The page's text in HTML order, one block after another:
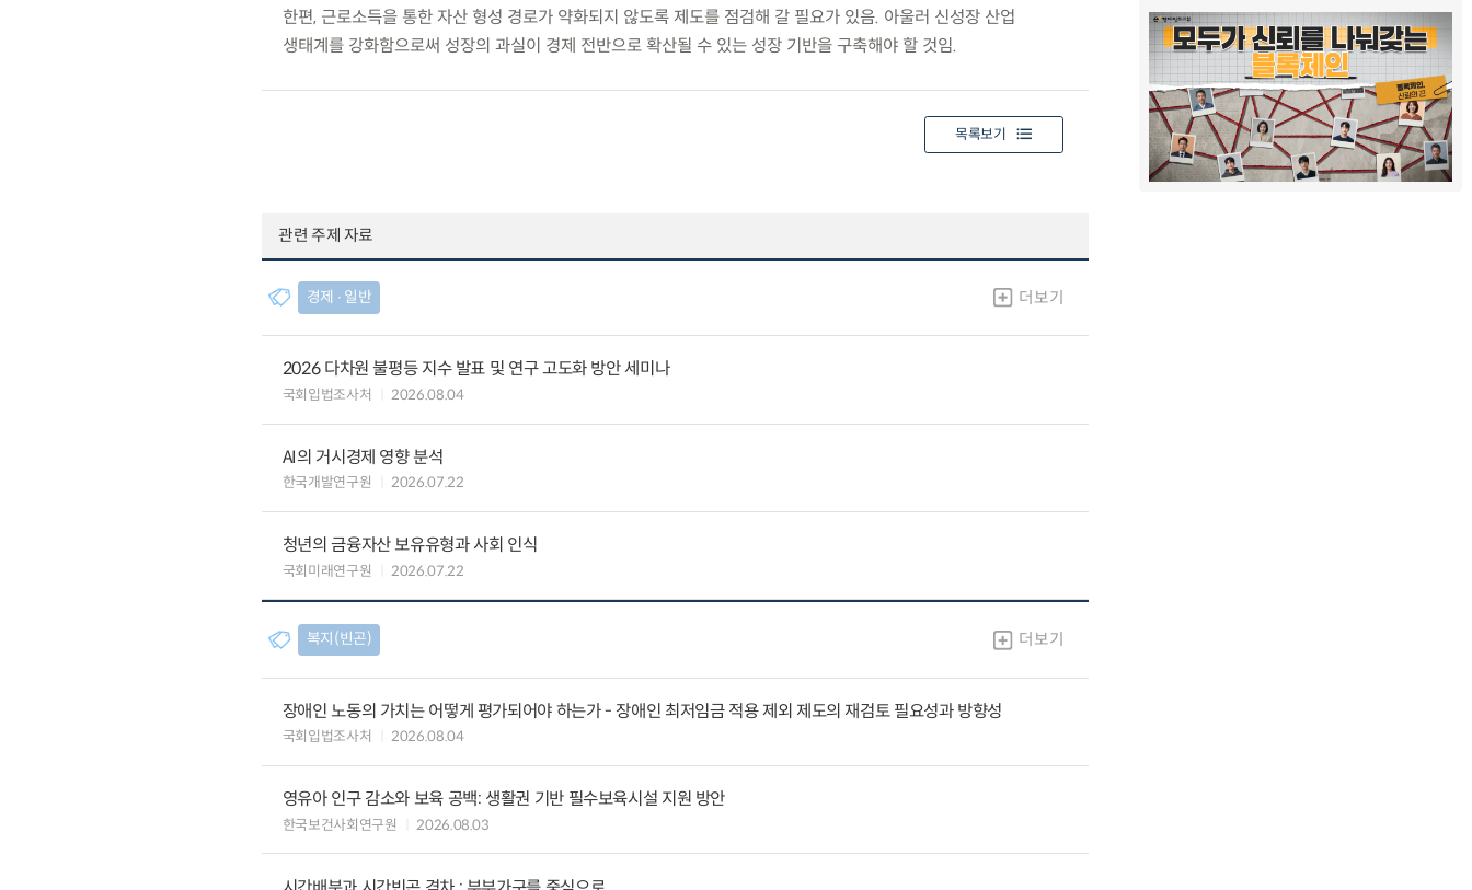
한편, 근로소득을 통한 자산 형성 경로가 약화되지 않도록 제도를 점검해 갈 필요가 있음. 아울러 신성장 산업
생태계를 강화함으로써 성장의 과실이 경제 전반으로 확산될 수 있는 성장 기반을 구축해야 할 것임.
목록보기
관련 주제 자료
경제 ∙ 일반 더보기
2026 다차원 불평등 지수 발표 및 연구 고도화 방안 세미나
국회입법조사처 2026.08.04
AI의 거시경제 영향 분석
한국개발연구원 2026.07.22
청년의 금융자산 보유유형과 사회 인식
국회미래연구원 2026.07.22
복지(빈곤) 더보기
장애인 노동의 가치는 어떻게 평가되어야 하는가 - 장애인 최저임금 적용 제외 제도의 재검토 필요성과 방향성
국회입법조사처 2026.08.04
영유아 인구 감소와 보육 공백: 생활권 기반 필수보육시설 지원 방안
한국보건사회연구원 2026.08.03